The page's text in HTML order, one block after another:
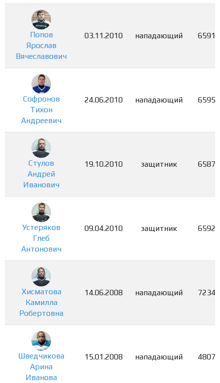
Попов
Ярослав
Вячеславович
03.11.2010 нападающий 6591
Софронов
Тихон
Андреевич
24.06.2010 нападающий 6595
Стулов
Андрей
Иванович
19.10.2010 защитник 6587
Устеряков
Глеб
Антонович
09.04.2010 защитник 6592
Хисматова
Камилла
Робертовна
14.06.2008 нападающий 7234
Шведчикова
Арина
Иванова
15.01.2008 нападающий 4807